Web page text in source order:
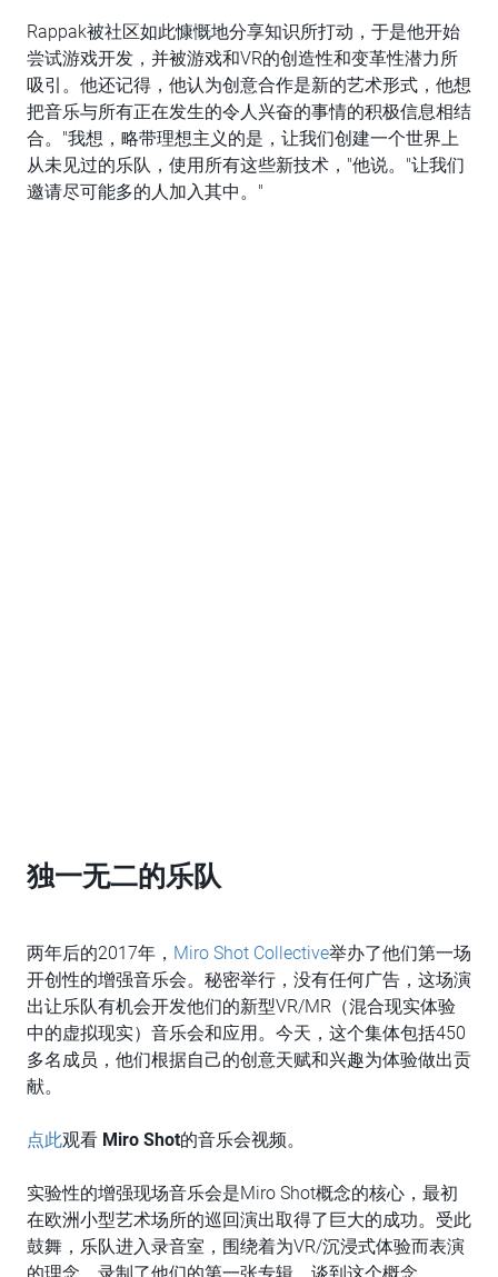
Rappak被社区如此慷慨地分享知识所打动，于是他开始
尝试游戏开发，并被游戏和VR的创造性和变革性潜力所
吸引。他还记得，他认为创意合作是新的艺术形式，他想
把音乐与所有正在发生的令人兴奋的事情的积极信息相结
合。"我想，略带理想主义的是，让我们创建一个世界上
从未见过的乐队，使用所有这些新技术，"他说。"让我们
邀请尽可能多的人加入其中。"
独一无二的乐队
两年后的2017年， Miro Shot Collective举办了他们第一场
开创性的增强音乐会。秘密举行，没有任何广告，这场演
出让乐队有机会开发他们的新型VR/MR（混合现实体验
中的虚拟现实）音乐会和应用。今天，这个集体包括450
多名成员，他们根据自己的创意天赋和兴趣为体验做出贡
献。
点此观看 Miro Shot的音乐会视频。
实验性的增强现场音乐会是Miro Shot概念的核心，最初
在欧洲小型艺术场所的巡回演出取得了巨大的成功。受此
鼓舞，乐队进入录音室，围绕着为VR/沉浸式体验而表演